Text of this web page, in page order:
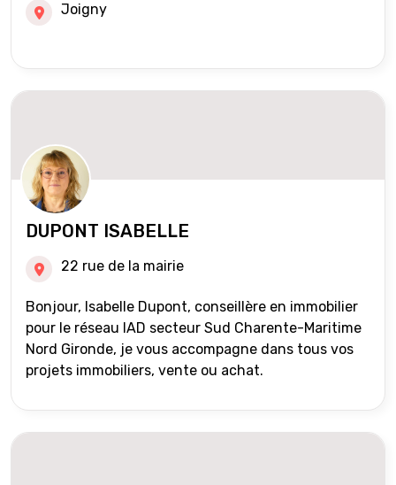
Joigny
DUPONT ISABELLE
22 rue de la mairie
Bonjour, Isabelle Dupont, conseillère en immobilier
pour le réseau IAD secteur Sud Charente-Maritime
Nord Gironde, je vous accompagne dans tous vos
projets immobiliers, vente ou achat.